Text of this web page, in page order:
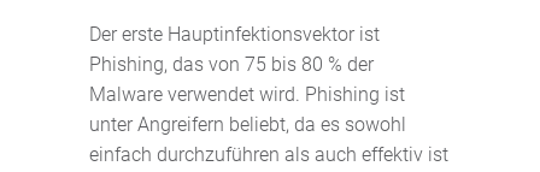
Der erste Hauptinfektionsvektor ist
Phishing, das von 75 bis 80 % der
Malware verwendet wird. Phishing ist
unter Angreifern beliebt, da es sowohl
einfach durchzuführen als auch effektiv ist